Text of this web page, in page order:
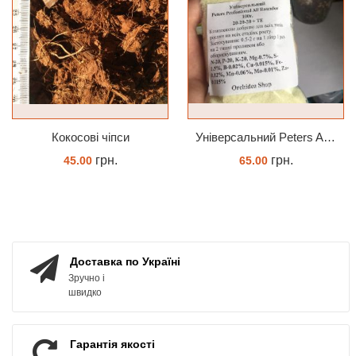
Кокосові чіпси
45.00грн.
Універсальний Peters Allrounder 20-20-20+ТЕ
65.00грн.
Доставка по Україні
Зручно і
швидко
Гарантія якості